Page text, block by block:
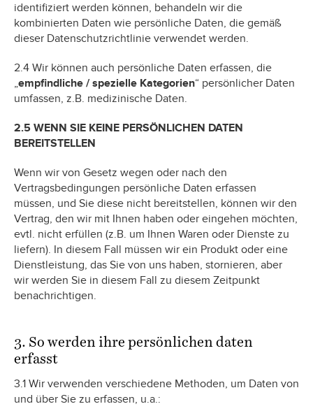
identifiziert werden können, behandeln wir die
kombinierten Daten wie persönliche Daten, die gemäß
dieser Datenschutzrichtlinie verwendet werden.
2.4 Wir können auch persönliche Daten erfassen, die
„empfindliche / spezielle Kategorien“ persönlicher Daten
umfassen, z.B. medizinische Daten.
2.5 WENN SIE KEINE PERSÖNLICHEN DATEN
BEREITSTELLEN
Wenn wir von Gesetz wegen oder nach den
Vertragsbedingungen persönliche Daten erfassen
müssen, und Sie diese nicht bereitstellen, können wir den
Vertrag, den wir mit Ihnen haben oder eingehen möchten,
evtl. nicht erfüllen (z.B. um Ihnen Waren oder Dienste zu
liefern). In diesem Fall müssen wir ein Produkt oder eine
Dienstleistung, das Sie von uns haben, stornieren, aber
wir werden Sie in diesem Fall zu diesem Zeitpunkt
benachrichtigen.
3. So werden ihre persönlichen daten
erfasst
3.1 Wir verwenden verschiedene Methoden, um Daten von
und über Sie zu erfassen, u.a.: